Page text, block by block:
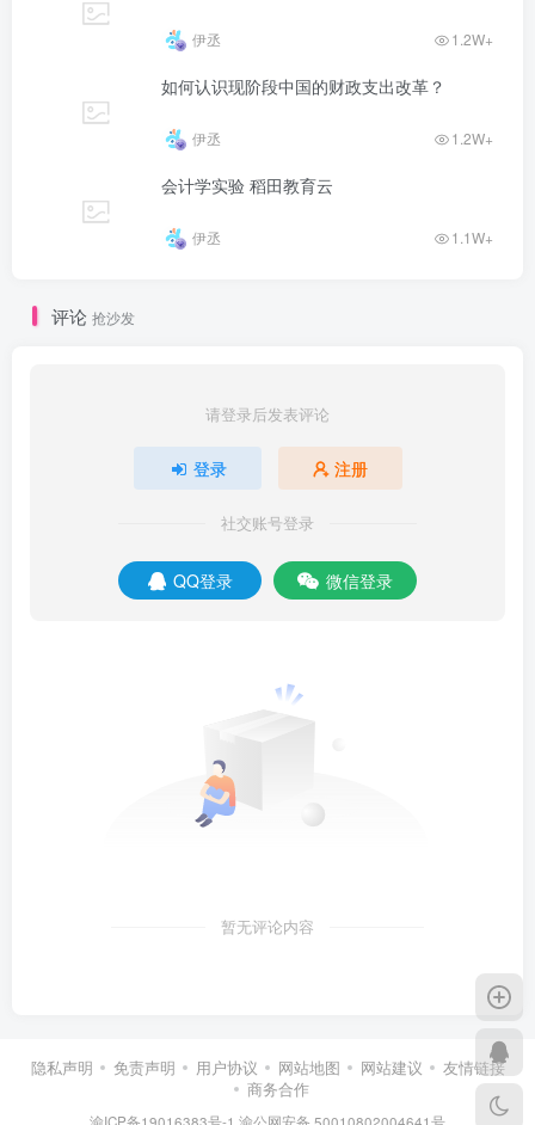
伊丞 1.2W+
如何认识现阶段中国的财政支出改革？
伊丞 1.2W+
会计学实验 稻田教育云
伊丞 1.1W+
评论 抢沙发
请登录后发表评论
登录 注册
社交账号登录
QQ登录 微信登录
暂无评论内容
隐私声明 免责声明 用户协议 网站地图 网站建议
友情链接
商务合作